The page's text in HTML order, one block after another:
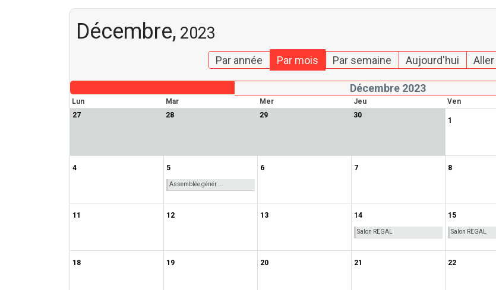
Décembre, 2023
Par année Par mois Par semaine Aujourd'hui
Décembre 2023
Lun Mar Mer Jeu Ven
27
28 29 30
1
4 5
Assemblée génér ...
6 7 8
11 12 13 14
Salon REGAL
15
Salon REGAL
18 19 20 21 22